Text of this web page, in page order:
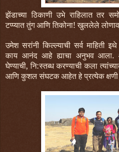
झेंडाच्या ठिकाणी उभे राहिलात तर
टप्प्यात तुंग आणि तिकोना! खुललेले
उमेश सरांनी किल्ल्याची सर्व माहिती
काय आनंद आहे ह्याचा अनुभव आला.
घेण्याची, नि:स्तब्ध करण्याची कला
आणि कुशल संघटक आहेत हे प्रत्येक क्षणी